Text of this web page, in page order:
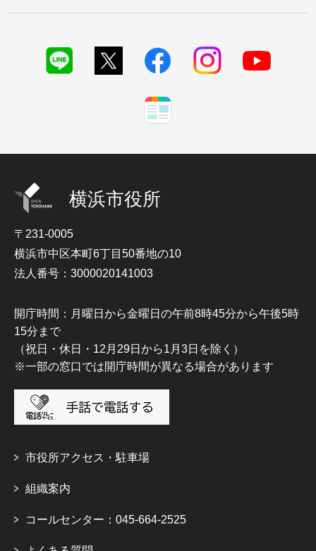
横浜市役所
〒231-0005
横浜市中区本町6丁目50番地の10
法人番号：3000020141003
開庁時間：月曜日から金曜日の午前8時45分から午後5時
15分まで
（祝日・休日・12月29日から1月3日を除く）
※一部の窓口では開庁時間が異なる場合があります
市役所アクセス・駐車場
組織案内
コールセンター：045-664-2525